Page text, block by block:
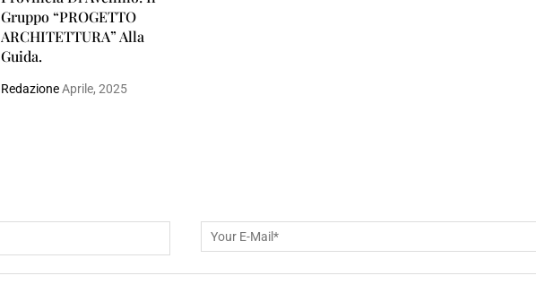
Gruppo “PROGETTO
ARCHITETTURA” Alla
Guida.
RedazioneAprile, 2025